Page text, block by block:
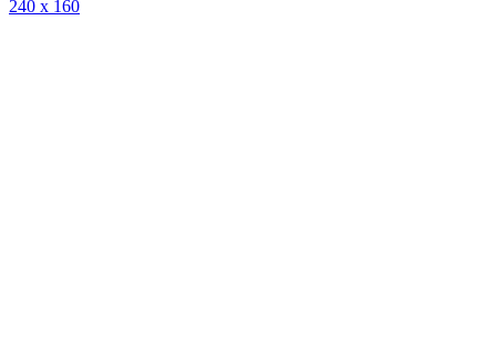
240 x 160